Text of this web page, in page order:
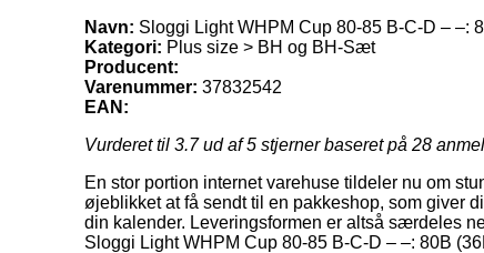
Navn: Sloggi Light WHPM Cup 80-85 B-C-D – –:
Kategori: Plus size > BH og BH-Sæt
Producent:
Varenummer: 37832542
EAN:
Vurderet til 3.7ud af 5 stjerner baseret på 28
En stor portion internet varehuse tildeler nu om
øjeblikket at få sendt til en pakkeshop, som giver
din kalender. Leveringsformen er altså særdeles
Sloggi Light WHPM Cup 80-85 B-C-D – –: 80B